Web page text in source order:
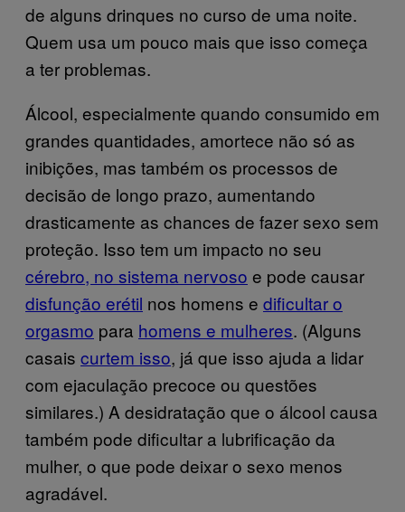
de alguns drinques no curso de uma noite.
Quem usa um pouco mais que isso começa
a ter problemas.
Álcool, especialmente quando consumido em
grandes quantidades, amortece não só as
inibições, mas também os processos de
decisão de longo prazo, aumentando
drasticamente as chances de fazer sexo sem
proteção. Isso tem um impacto no seu
cérebro, no sistema nervoso e pode causar
disfunção erétil nos homens e dificultar o
orgasmo para homens e mulheres. (Alguns
casais curtem isso, já que isso ajuda a lidar
com ejaculação precoce ou questões
similares.) A desidratação que o álcool causa
também pode dificultar a lubrificação da
mulher, o que pode deixar o sexo menos
agradável.